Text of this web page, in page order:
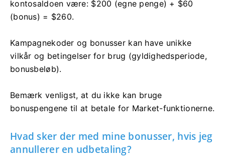
kontosaldoen være: $200 (egne penge) + $60
(bonus) = $260.
Kampagnekoder og bonusser kan have unikke
vilkår og betingelser for brug (gyldighedsperiode,
bonusbeløb).
Bemærk venligst, at du ikke kan bruge
bonuspengene til at betale for Market-funktionerne.
Hvad sker der med mine bonusser, hvis jeg
annullerer en udbetaling?